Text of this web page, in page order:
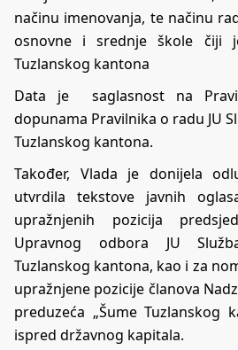
načinu imenovanja, te načinu
osnovne i srednje škole čiji
Tuzlanskog kantona
Data je saglasnost na
dopunama Pravilnika o radu JU
Tuzlanskog kantona.
Također, Vlada je donijela
utvrdila tekstove javnih
upražnjenih pozicija
Upravnog odbora JU
Tuzlanskog kantona, kao i za
upražnjene pozicije članova
preduzeća „Šume Tuzlanskog
ispred državnog kapitala.